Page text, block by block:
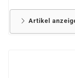
Artikel